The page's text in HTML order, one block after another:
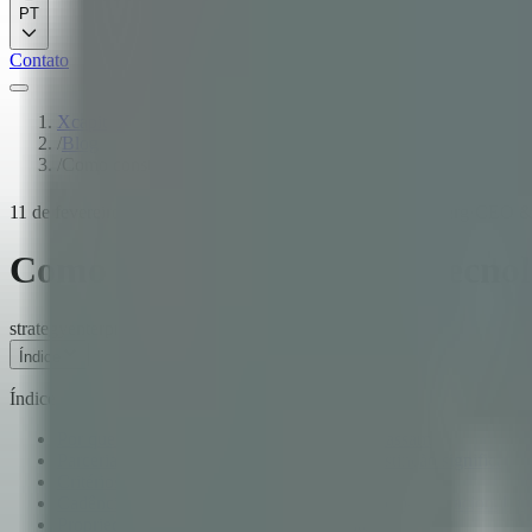
PT
Contato
Xcapit
11 de fevereiro de 2026
Como construir parcerias
strategy
Índice
Índice